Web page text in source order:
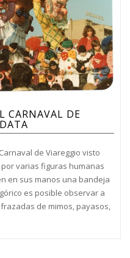
CARNAVAL DE
de Viareggio visto
varias figuras humanas
en sus manos una bandeja
es posible observar a
de mimos, payasos,